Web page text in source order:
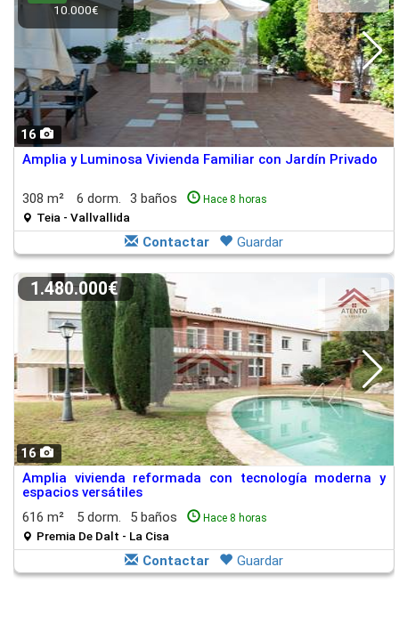
16
10.000€
Amplia y Luminosa Vivienda Familiar con Jardín Privado
308 m² 6 dorm. 3 baños Hace 8 horas
Teia - Vallvallida
Contactar Guardar
16
1.480.000€
Amplia vivienda reformada con tecnología moderna y
espacios versátiles
616 m²
5 dorm. 5 baños Hace 8 horas
Premia De Dalt - La Cisa
Contactar Guardar